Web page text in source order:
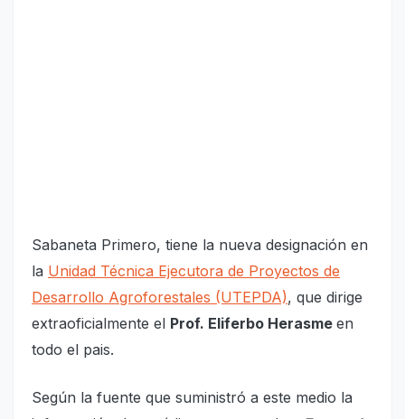
Sabaneta Primero, tiene la nueva designación en
la Unidad Técnica Ejecutora de Proyectos de
Desarrollo Agroforestales (UTEPDA), que dirige
extraoficialmente el Prof. Eliferbo Herasme en
todo el pais.
Según la fuente que suministró a este medio la